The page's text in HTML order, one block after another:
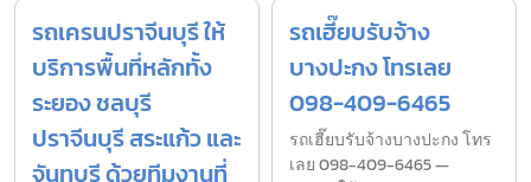
รถเครนปราจีนบุรี ให้
บริการพื้นที่หลักทั้ง
ระยอง ชลบุรี
ปราจีนบุรี สระแก้ว และ
จันทบุรี ด้วยทีมงานที่
รถเฮี๊ยบรับจ้าง
บางปะกง โทรเลย
098-409-6465
รถเฮี๊ยบรับจ้างบางปะกง โทร
เลย 098-409-6465 —